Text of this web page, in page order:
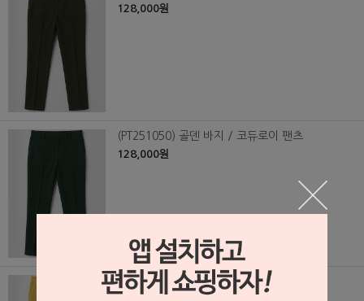
128,000원
(PT251050) 골덴 바지 / 코듀로이 팬츠
128,000원
(PT251049) 골덴 바지 / 코듀로이 팬츠